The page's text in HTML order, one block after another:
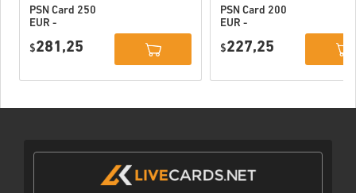
PSN Card 250
EUR -
Network
$281,25
PSN Card 200
EUR -
Network
$227,25